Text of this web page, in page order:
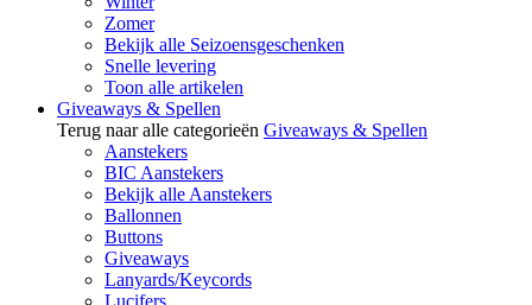
Zomer
Bekijk alle Seizoensgeschenken
Snelle levering
Toon alle artikelen
Giveaways & Spellen
Terug naar alle categorieën Giveaways & Spellen
Aanstekers
BIC Aanstekers
Bekijk alle Aanstekers
Ballonnen
Buttons
Giveaways
Lanyards/Keycords
Lucifers